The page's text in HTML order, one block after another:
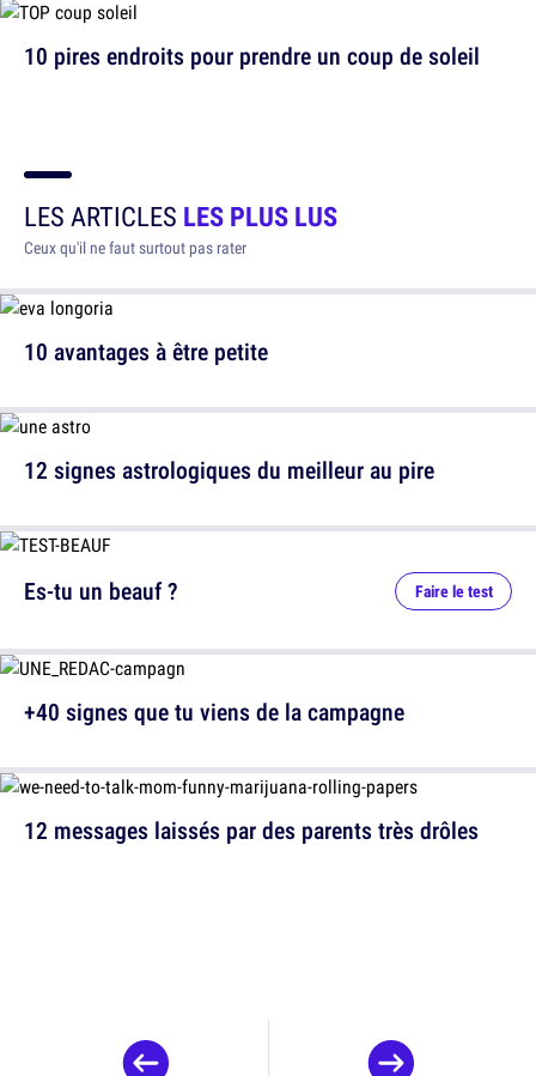
10 pires endroits pour prendre un coup de soleil
LES ARTICLES LES PLUS LUS
Ceux qu'il ne faut surtout pas rater
10 avantages à être petite
12 signes astrologiques du meilleur au pire
12 messages laissés par des parents très drôles
Es-tu un beauf ? Faire le test
+40 signes que tu viens de la campagne